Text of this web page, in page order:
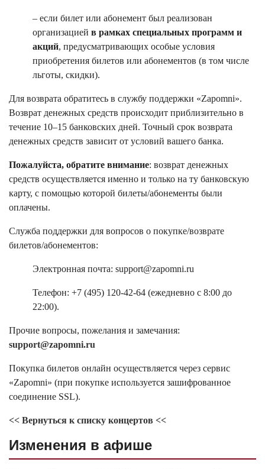
– если билет или абонемент был реализован
организацией в рамках специальных программ и
акций, предусматривающих особые условия
приобретения билетов или абонементов (в том числе
льготы, скидки).
Для возврата обратитесь в службу поддержки «Zapomni».
Возврат денежных средств происходит приблизительно в
течение 10–15 банковских дней. Точный срок возврата
денежных средств зависит от условий вашего банка.
Пожалуйста, обратите внимание: возврат денежных
средств осуществляется именно и только на ту банковскую
карту, с помощью которой билеты/абонементы были
оплачены.
Служба поддержки для вопросов о покупке/возврате
билетов/абонементов:
Электронная почта: support@zapomni.ru
Телефон: +7 (495) 120-42-64 (ежедневно с 8:00 до
22:00).
Прочие вопросы, пожелания и замечания:
support@zapomni.ru
Покупка билетов онлайн осуществляется через сервис
«Zapomni» (при покупке используется зашифрованное
соединение SSL).
<< Вернуться к списку концертов <<
Изменения в афише